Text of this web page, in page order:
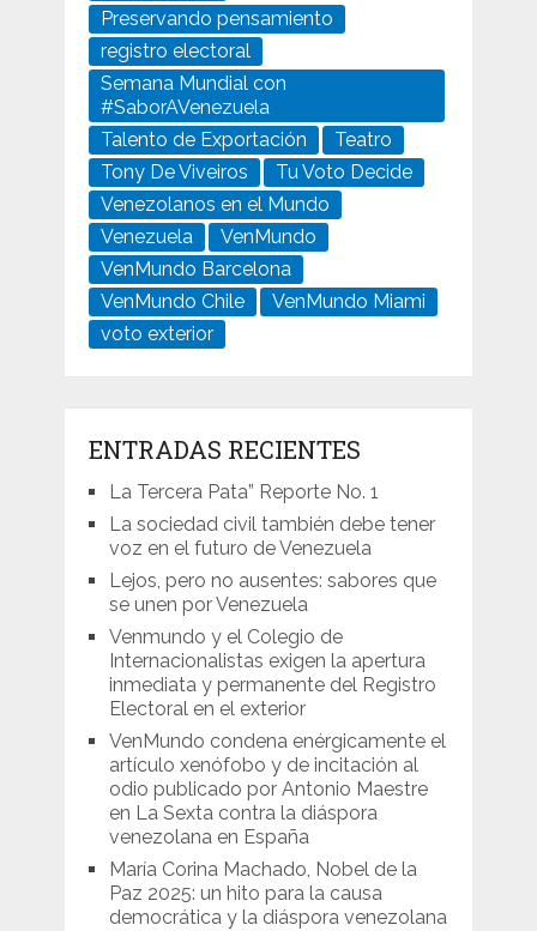
Preservando pensamiento
registro electoral
Semana Mundial con
#SaborAVenezuela
Talento de Exportación
Teatro
Tony De Viveiros
Tu Voto Decide
Venezolanos en el Mundo
Venezuela
VenMundo
VenMundo Barcelona
VenMundo Chile
VenMundo Miami
voto exterior
ENTRADAS RECIENTES
La Tercera Pata” Reporte No. 1
La sociedad civil también debe tener
voz en el futuro de Venezuela
Lejos, pero no ausentes: sabores que
se unen por Venezuela
Venmundo y el Colegio de
Internacionalistas exigen la apertura
inmediata y permanente del Registro
Electoral en el exterior
VenMundo condena enérgicamente el
artículo xenófobo y de incitación al
odio publicado por Antonio Maestre
en La Sexta contra la diáspora
venezolana en España
María Corina Machado, Nobel de la
Paz 2025: un hito para la causa
democrática y la diáspora venezolana